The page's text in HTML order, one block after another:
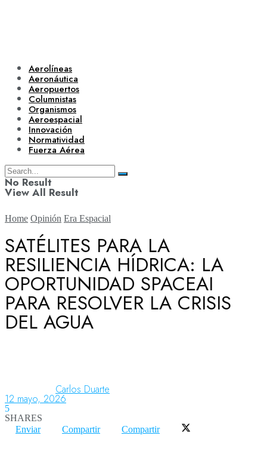
Aerolíneas
Aeronáutica
Aeropuertos
Columnistas
Organismos
Aeroespacial
Innovación
Normatividad
Fuerza Aérea
No Result
View All Result
Aerolíneas
Aeronáutica
Columnistas
Organismos
Home Opinión Era Espacial
SATÉLITES PARA LA
RESILIENCIA HÍDRICA: LA
OPORTUNIDAD SPACEAI
PARA RESOLVER LA CRISIS
DEL AGUA
Carlos Duarte
12 mayo, 2026
5
SHARES
Enviar
Compartir Compartir